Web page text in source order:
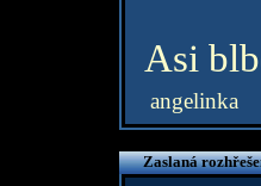
Asi
angelinka
Zaslaná